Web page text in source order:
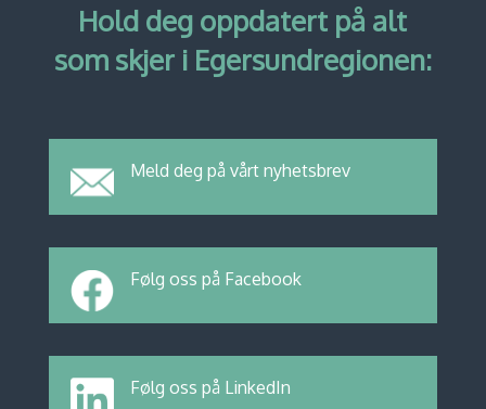
Hold deg oppdatert på alt
som skjer i Egersundregionen:
Meld deg på vårt nyhetsbrev
Følg oss på Facebook
Følg oss på LinkedIn